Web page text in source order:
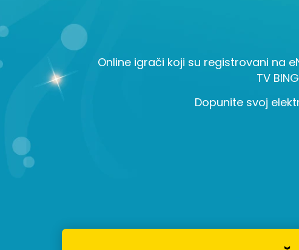
Online igrači koji su registrovani na
TV
Dopunite svoj